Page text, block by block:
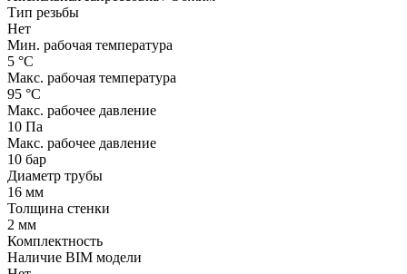
Тип резьбы
Нет
Мин. рабочая температура
5 °С
Макс. рабочая температура
95 °С
Макс. рабочее давление
10 Па
Макс. рабочее давление
10 бар
Диаметр трубы
16 мм
Толщина стенки
2 мм
Комплектность
Наличие BIM модели